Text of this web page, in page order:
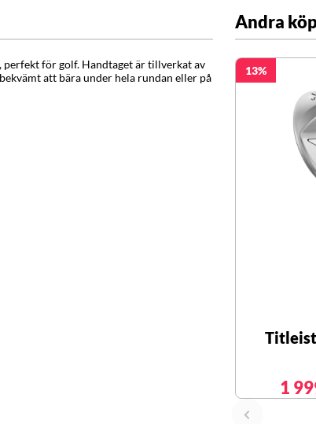
för golf. Handtaget är tillverkat av
att bära under hela rundan eller på
Andra
13
1